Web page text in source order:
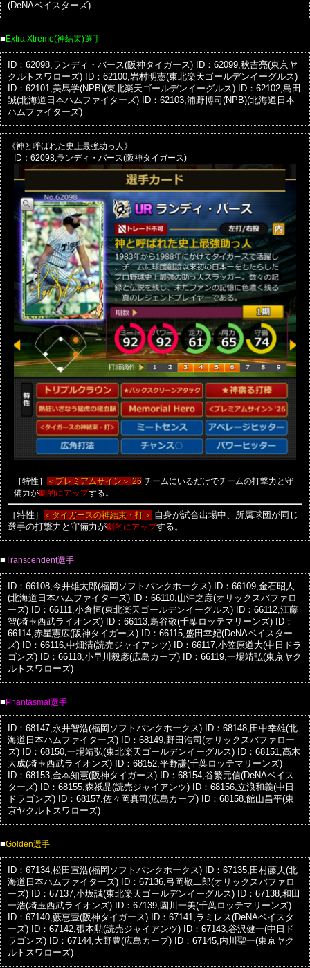
(DeNAベイスターズ)
■ Extra Xtreme(神結束)選手
ID：62098,ランディ・バース(阪神タイガース) ID：62099,秋吉亮(東京ヤ
クルトスワローズ) ID：62100,岩村明憲(東北楽天ゴールデンイーグルス)
ID：62101,美馬学(NPB)(東北楽天ゴールデンイーグルス) ID：62102,島田
誠(北海道日本ハムファイターズ) ID：62103,浦野博司(NPB)(北海道日本
ハムファイターズ)
《神と呼ばれた史上最強助っ人》
ID：62098,ランディ・バース(阪神タイガース)
［特性］ ＜プレミアムサイン＞’26チームにいるだけでチームの打撃力と守
備力が劇的にアップする。
［特性］ ＜タイガースの神結束・打＞ 自身が試合出場中、所属球団が同じ
選手の打撃力と守備力が劇的にアップする。
■Transcendent選手
ID：66108,今井雄太郎(福岡ソフトバンクホークス) ID：66109,金石昭人
(北海道日本ハムファイターズ) ID：66110,山沖之彦(オリックスバファロ
ーズ) ID：66111,小倉恒(東北楽天ゴールデンイーグルス) ID：66112,江藤
智(埼玉西武ライオンズ) ID：66113,鳥谷敬(千葉ロッテマリーンズ) ID：
66114,赤星憲広(阪神タイガース) ID：66115,盛田幸妃(DeNAベイスター
ズ) ID：66116,中畑清(読売ジャイアンツ) ID：66117,小笠原道大(中日ドラ
ゴンズ) ID：66118,小早川毅彦(広島カープ) ID：66119,一場靖弘(東京ヤク
ルトスワローズ)
■Phantasmal選手
ID：68147,永井智浩(福岡ソフトバンクホークス) ID：68148,田中幸雄(北
海道日本ハムファイターズ) ID：68149,野田浩司(オリックスバファロー
ズ) ID：68150,一場靖弘(東北楽天ゴールデンイーグルス) ID：68151,高木
大成(埼玉西武ライオンズ) ID：68152,平野謙(千葉ロッテマリーンズ)
ID：68153,金本知憲(阪神タイガース) ID：68154,谷繁元信(DeNAベイス
ターズ) ID：68155,森祇晶(読売ジャイアンツ) ID：68156,立浪和義(中日
ドラゴンズ) ID：68157,佐々岡真司(広島カープ) ID：68158,館山昌平(東
京ヤクルトスワローズ)
■Golden選手
ID：67134,松田宣浩(福岡ソフトバンクホークス) ID：67135,田村藤夫(北
海道日本ハムファイターズ) ID：67136,弓岡敬二郎(オリックスバファロ
ーズ) ID：67137,小坂誠(東北楽天ゴールデンイーグルス) ID：67138,和田
一浩(埼玉西武ライオンズ) ID：67139,園川一美(千葉ロッテマリーンズ)
ID：67140,藪恵壹(阪神タイガース) ID：67141,ラミレス(DeNAベイスタ
ーズ) ID：67142,張本勲(読売ジャイアンツ) ID：67143,谷沢健一(中日ド
ラゴンズ) ID：67144,大野豊(広島カープ) ID：67145,内川聖一(東京ヤク
ルトスワローズ)